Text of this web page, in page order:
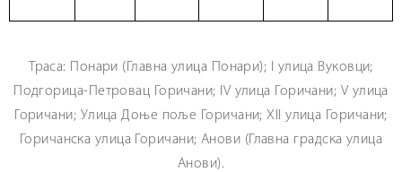
Траса: Понари (Главна улица Понари); I улица Вуковци;
Подгорица-Петровац Горичани; IV улица Горичани; V улица
Горичани; Улица Доње поље Горичани; XII улица Горичани;
Горичанска улица Горичани; Анови (Главна градска улица
Анови).